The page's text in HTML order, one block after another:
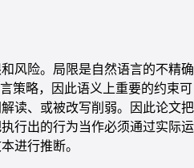
风险。局限是自然语言的不精确
策略，因此语义上重要的约束可
读、或被改写削弱。因此论文把
行出的行为当作必须通过实际运
进行推断。